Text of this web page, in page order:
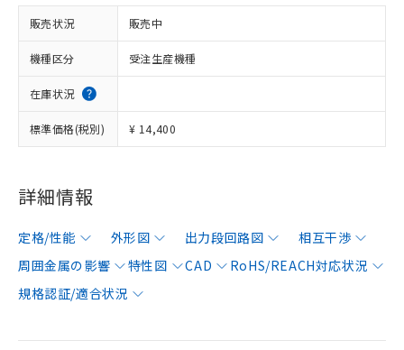
販売状況 販売中
機種区分 受注生産機種
在庫状況
標準価格(税別) ¥ 14,400
詳細情報
定格/性能 外形図 出力段回路図
相互干渉
周囲金属の影響
特性図 CAD
RoHS/REACH対応状況
規格認証/適合状況